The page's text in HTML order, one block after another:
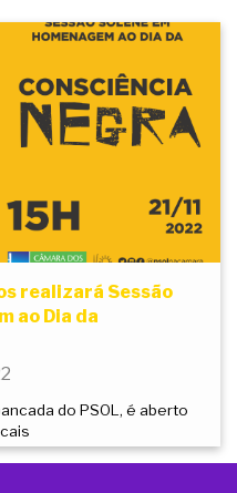
realizará Sessão
ao Dia da
do PSOL, é aberto